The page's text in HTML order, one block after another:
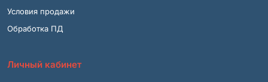
Условия продажи
Обработка ПД
Личный кабинет